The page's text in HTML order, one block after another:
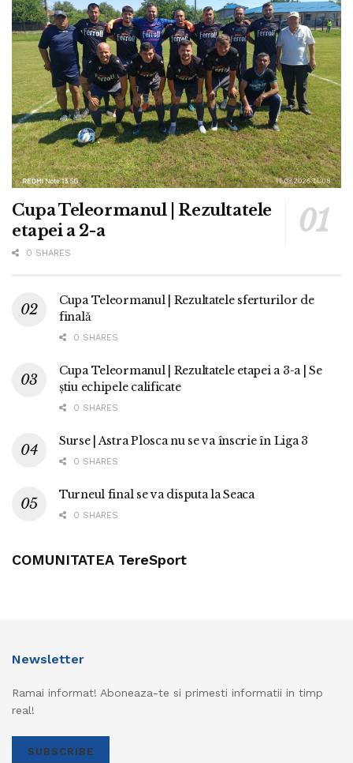
Cupa Teleormanul | Rezultatele
etapei a 2-a
0 SHARES
Cupa Teleormanul | Rezultatele sferturilor de
finală
0 SHARES
Cupa Teleormanul | Rezultatele etapei a 3-a | Se
știu echipele calificate
0 SHARES
Surse | Astra Plosca nu se va înscrie în Liga 3
0 SHARES
Turneul final se va disputa la Seaca
0 SHARES
COMUNITATEA TereSport
Newsletter
Ramai informat! Aboneaza-te si primesti informatii in timp
real!
SUBSCRIBE